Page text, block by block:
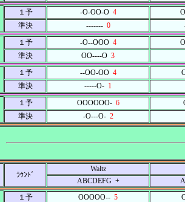
１予 -O-OO-O4
準決
-------0
１予 -O--OOO4
準決
OO----O 3
１予 --OO-OO4
準決
-----O- 1
１予 OOOOOO-6
準決
-O---O-2
ﾗｳﾝﾄﾞ
Waltz
ABCDEFG +
１予 OOOOO-- 5